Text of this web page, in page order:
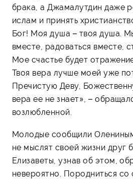
брака, а Джамалутдин даже
ислам и принять
Бог! Моя душа – твоя душа.
вместе, радоваться вместе,
Мое счастье будет
Твоя вера лучше моей уже
Пречистую Деву,
вера ее не знает», –
возлюбленной.
Молодые сообщили
не мыслят своей жизни друг
Елизаветы, узнав об этом,
невероятно. Породниться